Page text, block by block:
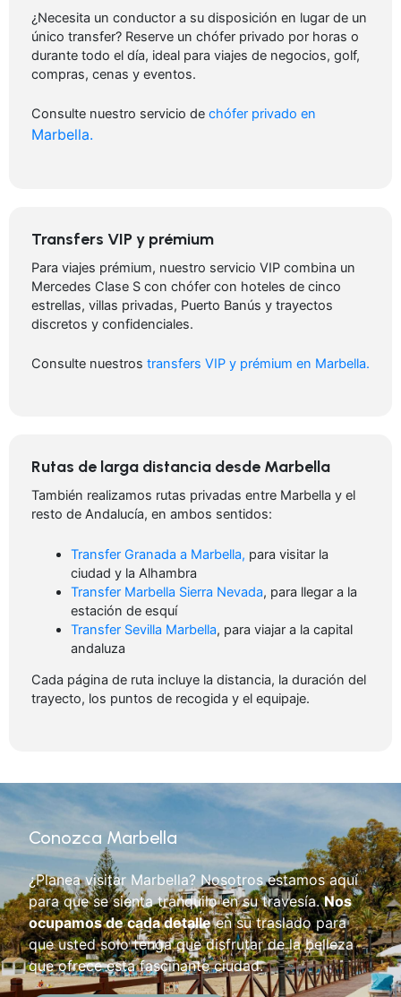
¿Necesita un conductor a su disposición en lugar de un
único transfer? Reserve un chófer privado por horas o
durante todo el día, ideal para viajes de negocios, golf,
compras, cenas y eventos.
Consulte nuestro servicio de chófer privado en
Marbella.
Transfers VIP y prémium
Para viajes prémium, nuestro servicio VIP combina un
Mercedes Clase S con chófer con hoteles de cinco
estrellas, villas privadas, Puerto Banús y trayectos
discretos y confidenciales.
Consulte nuestros transfers VIP y prémium en Marbella.
Rutas de larga distancia desde Marbella
También realizamos rutas privadas entre Marbella y el
resto de Andalucía, en ambos sentidos:
Transfer Granada a Marbella, para visitar la
ciudad y la Alhambra
Transfer Marbella Sierra Nevada, para llegar a la
estación de esquí
Transfer Sevilla Marbella, para viajar a la capital
andaluza
Cada página de ruta incluye la distancia, la duración del
trayecto, los puntos de recogida y el equipaje.
Conozca Marbella
¿Planea visitar Marbella? Nosotros estamos aquí
para que se sienta tranquilo en su travesía.Nos
ocupamos de cada detalleen su traslado para
que usted solo tenga que disfrutar de la belleza
que ofrece esta fascinante ciudad.